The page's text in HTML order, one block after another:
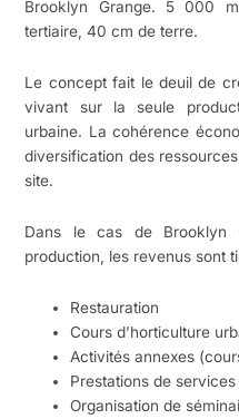
Brooklyn Grange. 5 000
tertiaire, 40 cm de terre.
Le concept fait le deuil de
vivant sur la seule
urbaine. La cohérence
diversification des
site.
Dans le cas de Brooklyn
production, les revenus sont
Restauration
Cours d’horticulture
Activités annexes
Prestations de
Organisation de